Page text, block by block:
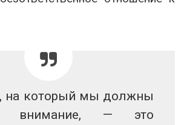
на который мы должны
внимание, — это